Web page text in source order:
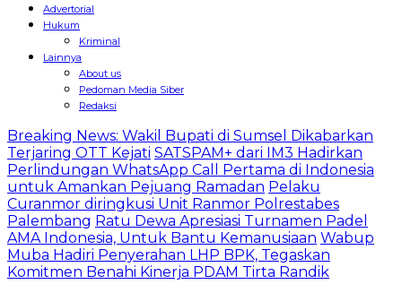
Advertorial
Hukum
Kriminal
Lainnya
About us
Pedoman Media Siber
Redaksi
Breaking News: Wakil Bupati di Sumsel Dikabarkan
Terjaring OTT Kejati SATSPAM+ dari IM3 Hadirkan
Perlindungan WhatsApp Call Pertama di Indonesia
untuk Amankan Pejuang Ramadan Pelaku
Curanmor diringkusi Unit Ranmor Polrestabes
Palembang Ratu Dewa Apresiasi Turnamen Padel
AMA Indonesia, Untuk Bantu Kemanusiaan Wabup
Muba Hadiri Penyerahan LHP BPK, Tegaskan
Komitmen Benahi Kinerja PDAM Tirta Randik